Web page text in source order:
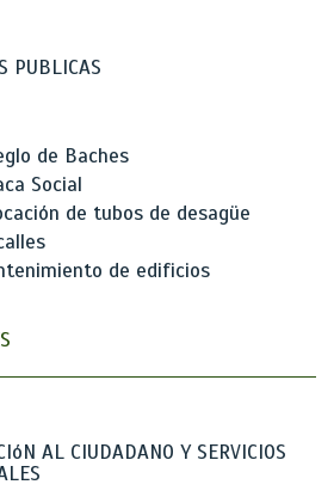
PUBLICAS
de Baches
Social
de tubos de desagüe
de edificios
AL CIUDADANO Y SERVICIOS